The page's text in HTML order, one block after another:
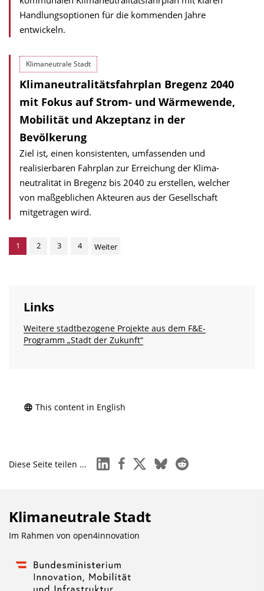
Handlungsoptionen für die kommenden Jahre
entwickeln.
Klimaneutrale Stadt
Klimaneutralitätsfahrplan Bregenz 2040
mit Fokus auf Strom- und Wärmewende,
Mobilität und Akzeptanz in der
Bevölkerung
Ziel ist, einen konsistenten, umfassen­den und
realisierbaren Fahrplan zur Erreichung der Klima­
neutralität in Bregenz bis 2040 zu erstellen, welcher
von maßgeblichen Akteuren aus der Gesellschaft
mitgetragen wird.
1 2 3 4 Weiter
Links
Weitere stadtbezogene Projekte aus dem F&E-
Programm „Stadt der Zukunft“
This content in English
Diese Seite teilen ... linkedinfacebook
x blueskyreddit
Klimaneutrale Stadt
Im Rahmen von open4innovation